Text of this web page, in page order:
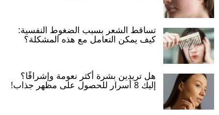
تساقط الشعر بسبب الضغوط النفسية:
كيف يمكن التعامل مع هذه المشكلة؟
هل تريدين بشرة أكثر نعومة وإشراقًا؟
إليك 8 أسرار للحصول على مظهر جذاب!